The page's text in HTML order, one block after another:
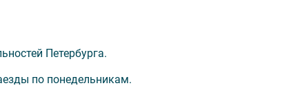
Петербурга.
по понедельникам.